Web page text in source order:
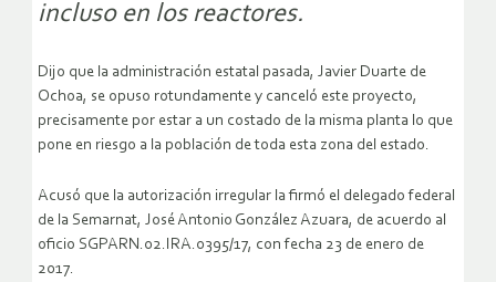
incluso en los reactores.
Dijo que la administración estatal pasada, Javier Duarte de
Ochoa, se opuso rotundamente y canceló este proyecto,
precisamente por estar a un costado de la misma planta lo que
pone en riesgo a la población de toda esta zona del estado.
Acusó que la autorización irregular la firmó el delegado federal
de la Semarnat, José Antonio González Azuara, de acuerdo al
oficio SGPARN.02.IRA.0395/17, con fecha 23 de enero de
2017.